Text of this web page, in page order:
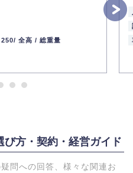
250/ 全高 / 総重量
び方・契約・経営ガイド
問への回答、様々な関連お